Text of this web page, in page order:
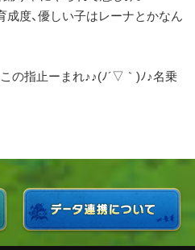
度、優しい子はレーナとかなん
の指止ーまれ♪♪(ﾉ´▽｀)ﾉ♪名乗